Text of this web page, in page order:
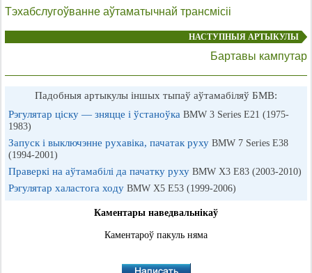
Тэхабслугоўванне аўтаматычнай трансмісіі
НАСТУПНЫЯ АРТЫКУЛЫ
Бартавы кампутар
Падобныя артыкулы іншых тыпаў аўтамабіляў БМВ:
Рэгулятар ціску — зняцце і ўстаноўка BMW 3 Series E21 (1975-
1983)
Запуск і выключэнне рухавіка, пачатак руху BMW 7 Series E38
(1994-2001)
Праверкі на аўтамабілі да пачатку руху BMW X3 E83 (2003-2010)
Рэгулятар халастога ходу BMW X5 E53 (1999-2006)
Каментары наведвальнікаў
Каментароў пакуль няма